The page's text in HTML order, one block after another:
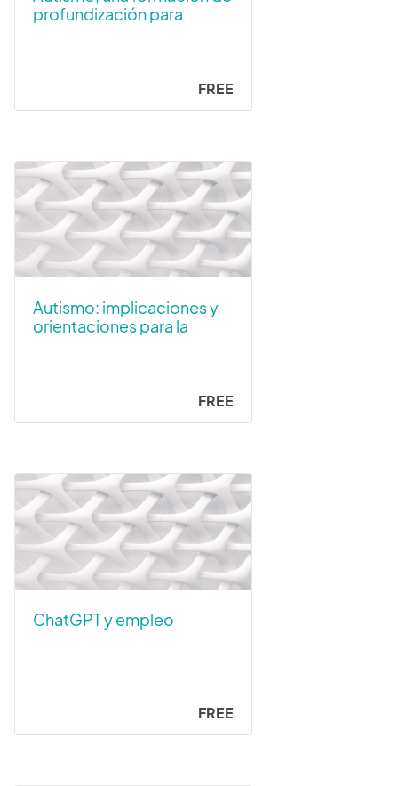
profundización para
FREE
Autismo: implicaciones y
orientaciones para la
FREE
ChatGPT y empleo
FREE